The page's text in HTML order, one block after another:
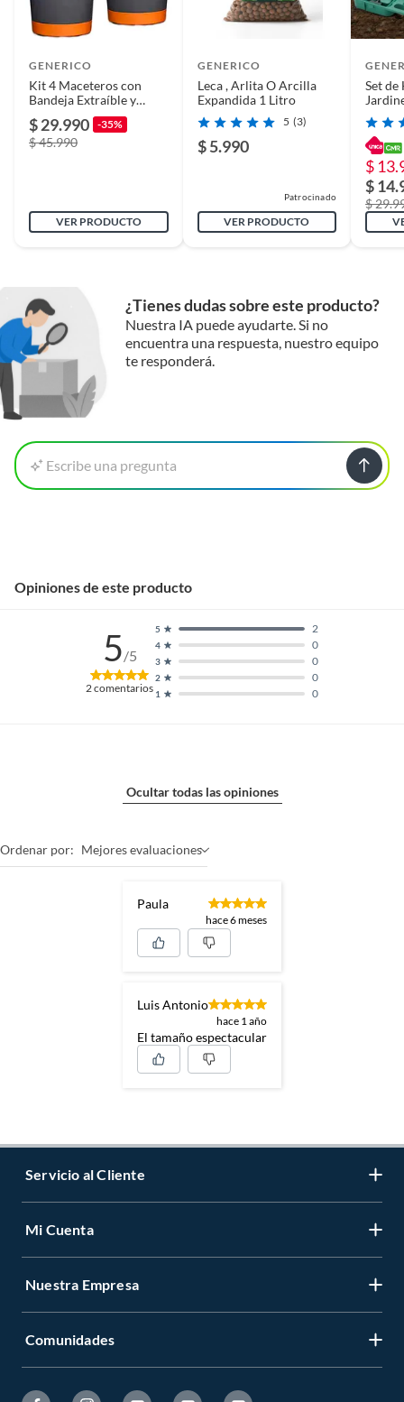
GENERICO
Kit 4 Maceteros con
Bandeja Extraíble y
Drenaje Reflexivo Negro
M
$ 29.990 -35%
$ 45.990
VER PRODUCTO
GENERICO
Leca , Arlita O Arcilla
Expandida 1 Litro
5 (3)
$ 5.990
Patrocinado
VER PRODUCTO
Set de
Maleta
$
$
$
¿Tienes dudas sobre este producto?
Nuestra IA puede ayudarte. Si no
encuentra una respuesta, nuestro equipo
te responderá.
Escribe una pregunta
Opiniones de este producto
5/5
2comentarios 1 0
2 0
3 0
4 0
5 2
Ocultar todas las opiniones
Ordenar por: Mejores evaluaciones
Paula
hace 6 meses
Luis Antonio
hace 1 año
El tamaño espectacular
Servicio al Cliente
Contáctanos
Tiendas y horarios
Mi Cuenta
Registrate
Ayuda
Nuestra Empresa
Sobre Nosotros
Comunidades
Hágalo Usted Mismo